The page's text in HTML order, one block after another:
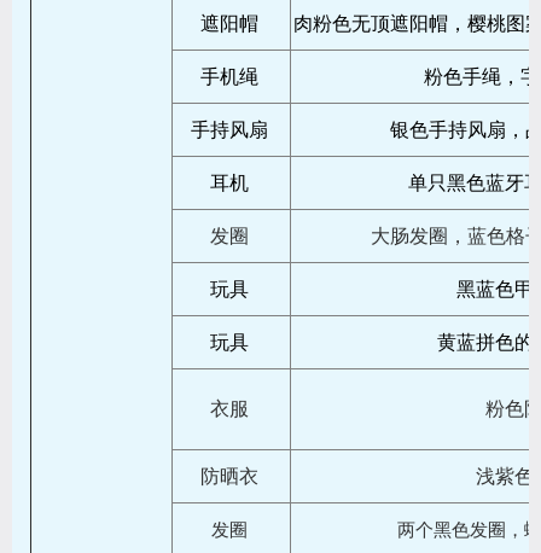
遮阳帽 肉粉色无顶遮阳帽，樱桃图
手机绳 粉色手绳，字
手持风扇 银色手持风扇，
耳机 单只黑色蓝牙
发圈 大肠发圈，蓝色格
玩具 黑蓝色甲
玩具 黄蓝拼色的
衣服 粉色
防晒衣 浅紫色
发圈 两个黑色发圈，